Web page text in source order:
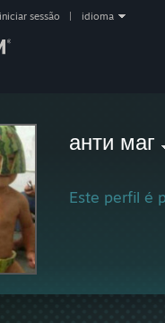
iniciar sessão idioma
анти маг
Este perfil é